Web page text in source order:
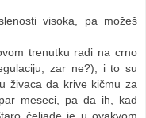
visoka, pa možeš
trenutku radi na crno
zar ne?), i to su
živaca da krive kičmu za
meseci, pa da ih, kad